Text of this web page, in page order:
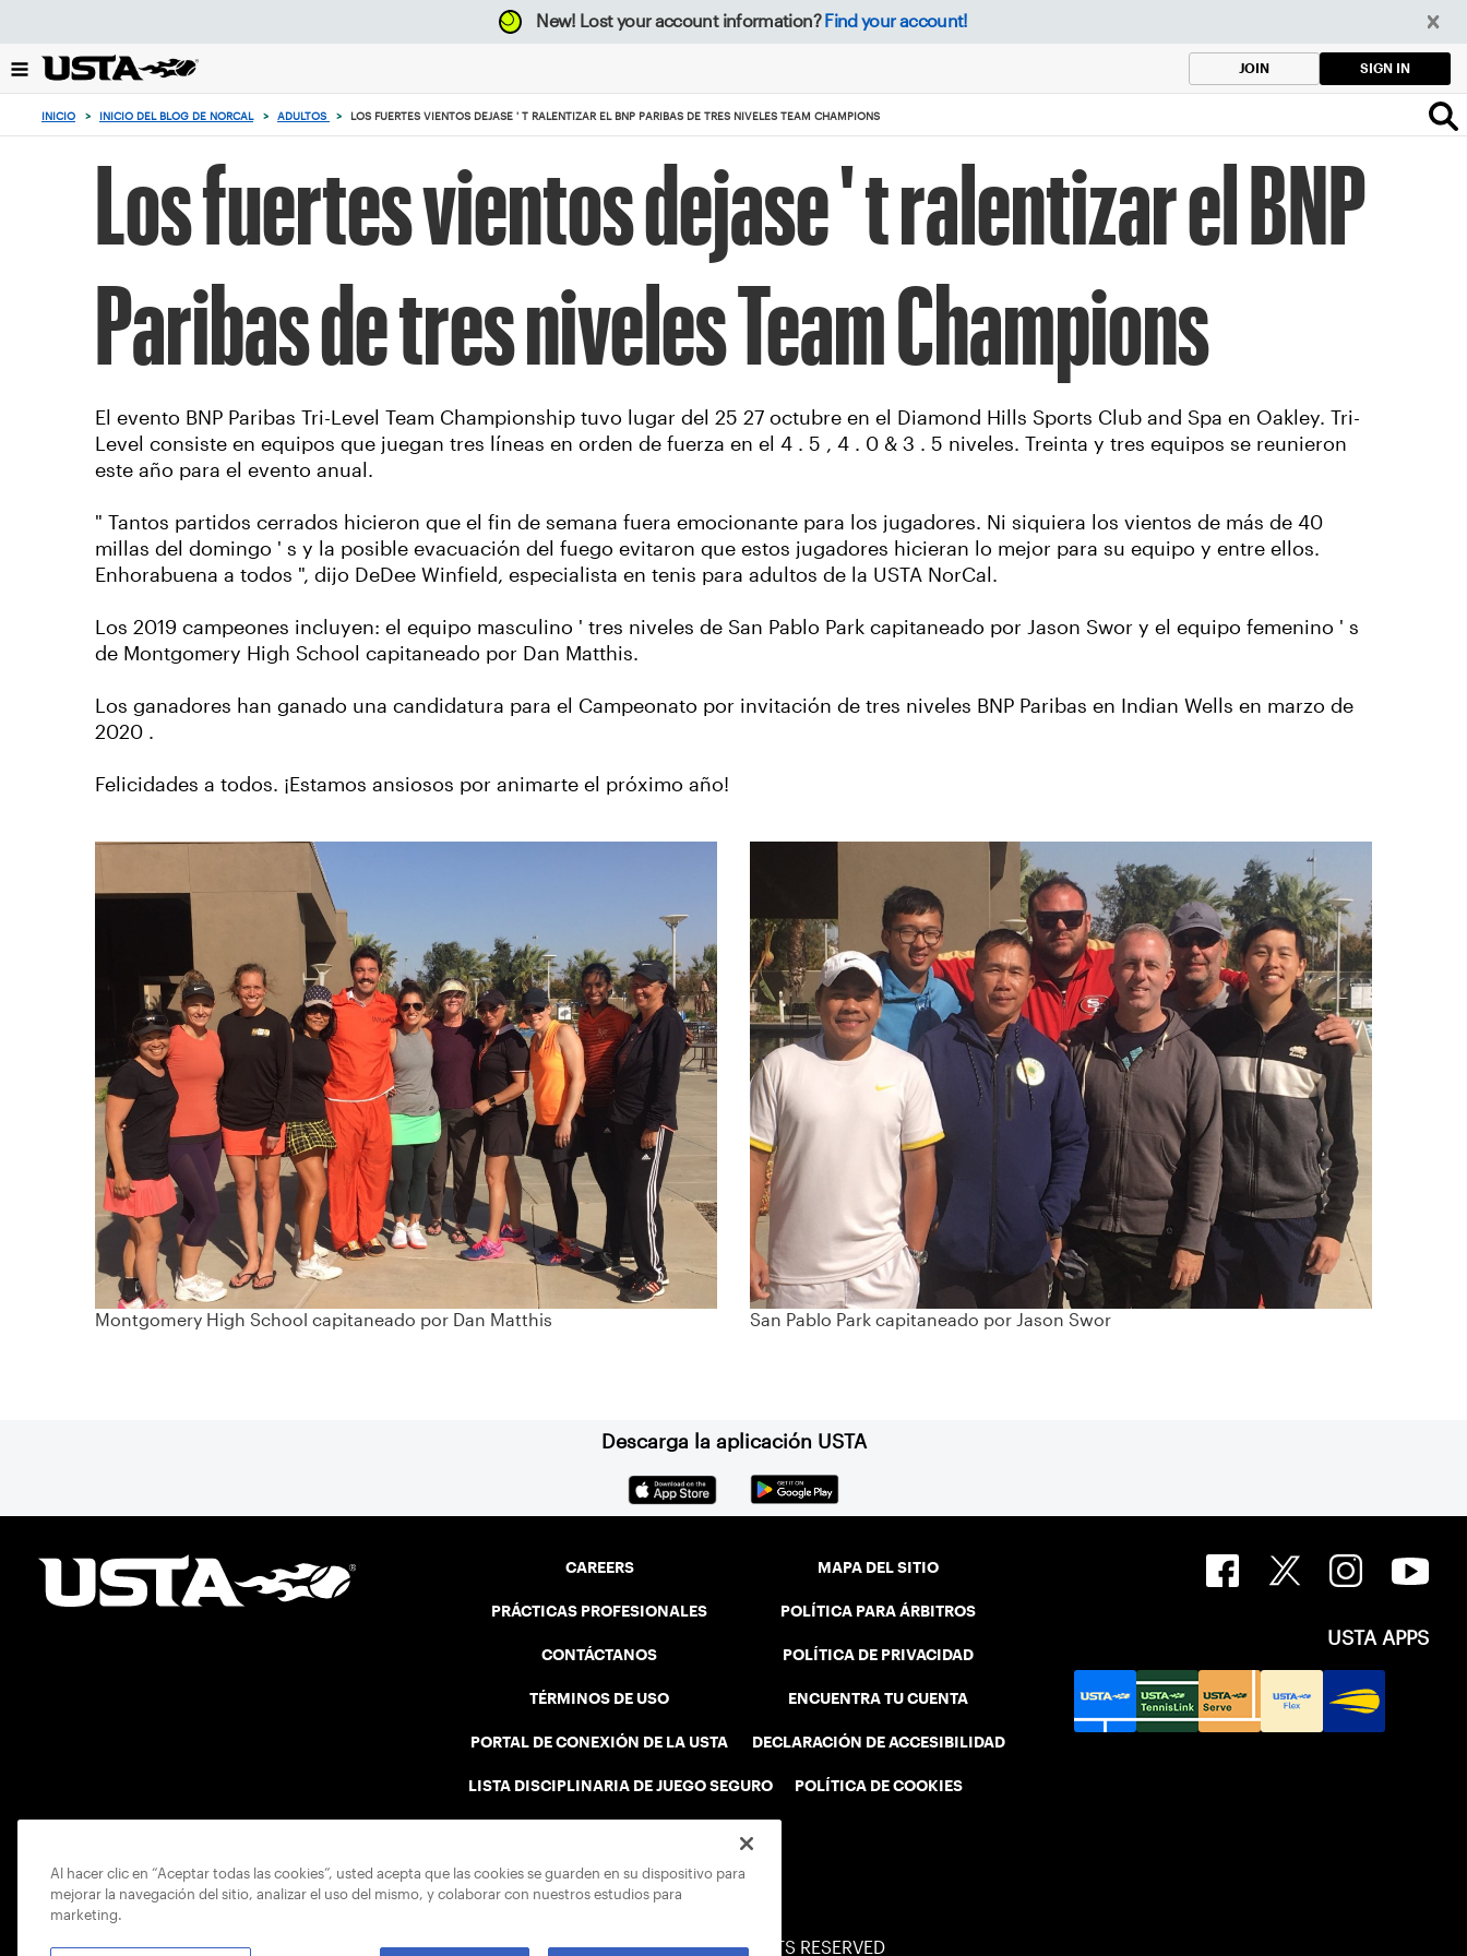
el
botón
New! Lost your account information? Find your account!
JOIN SIGN IN
INICIO > INICIO DEL BLOG DE NORCAL > ADULTOS > LOS FUERTES VIENTOS DEJASE ' T RALENTIZAR EL BNP PARIBAS DE TRES NIVELES TEAM CHAMPIONS
Los fuertes vientos dejase ' t ralentizar el BNP
Paribas de tres niveles Team Champions
El evento BNP Paribas Tri-Level Team Championship tuvo lugar del 25 27 octubre en el Diamond Hills Sports Club and Spa en Oakley. Tri-
Level consiste en equipos que juegan tres líneas en orden de fuerza en el 4 . 5 , 4 . 0 & 3 . 5 niveles. Treinta y tres equipos se reunieron
este año para el evento anual.
" Tantos partidos cerrados hicieron que el fin de semana fuera emocionante para los jugadores. Ni siquiera los vientos de más de 40
millas del domingo ' s y la posible evacuación del fuego evitaron que estos jugadores hicieran lo mejor para su equipo y entre ellos.
Enhorabuena a todos ", dijo DeDee Winfield, especialista en tenis para adultos de la USTA NorCal.
Los 2019 campeones incluyen: el equipo masculino ' tres niveles de San Pablo Park capitaneado por Jason Swor y el equipo femenino ' s
de Montgomery High School capitaneado por Dan Matthis.
Los ganadores han ganado una candidatura para el Campeonato por invitación de tres niveles BNP Paribas en Indian Wells en marzo de
2020 .
Felicidades a todos. ¡Estamos ansiosos por animarte el próximo año!
Montgomery High School capitaneado por Dan Matthis San Pablo Park capitaneado por Jason Swor
Descarga la aplicación USTA
CAREERS
PRÁCTICAS PROFESIONALES
CONTÁCTANOS
TÉRMINOS DE USO
PORTAL DE CONEXIÓN DE LA USTA
LISTA DISCIPLINARIA DE JUEGO SEGURO
MAPA DEL SITIO
POLÍTICA PARA ÁRBITROS
POLÍTICA DE PRIVACIDAD
ENCUENTRA TU CUENTA
DECLARACIÓN DE ACCESIBILIDAD
POLÍTICA DE COOKIES
USTA APPS
© 2026 USTA ALL RIGHTS RESERVED
Al hacer clic en “Aceptar todas las cookies”, usted acepta que las cookies se guarden en su dispositivo para
mejorar la navegación del sitio, analizar el uso del mismo, y colaborar con nuestros estudios para
marketing.